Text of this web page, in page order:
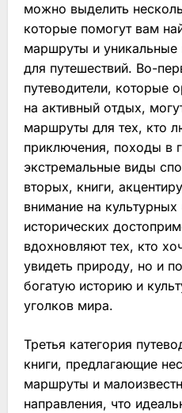
можно выделить
которые помогут вам
маршруты и уникальные
для путешествий. Во-
путеводители, которые
на активный отдых,
маршруты для тех, кто
приключения, походы в
экстремальные виды
вторых, книги,
внимание на культурных
исторических
вдохновляют тех, кто
увидеть природу, но и
богатую историю и
уголков мира.
Третья категория
книги, предлагающие
маршруты и
направления, что